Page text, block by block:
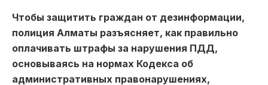
Чтобы защитить граждан от дезинформации,
полиция Алматы разъясняет, как правильно
оплачивать штрафы за нарушения ПДД,
основываясь на нормах Кодекса об
административных правонарушениях,